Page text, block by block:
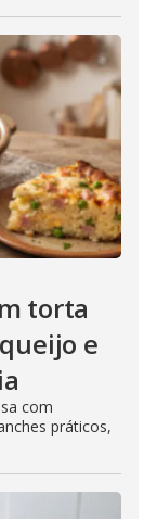
torta
e
com
práticos,